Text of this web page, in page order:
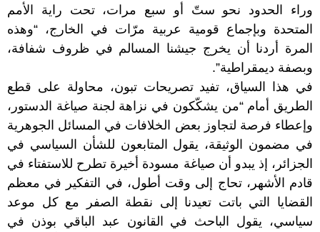
وراء الحدود نحو ستّ أو سبع مرات، تحت راية الأمم
المتحدة وبإجماع قومية عربية مرّات في الخارج، “وهذه
المرة أردنا أن يخرج جيشنا المسالم في ظروف شفافة،
وبصفة ديمقراطية”.
في هذا السياق، تفيد تصريحات تبون، محاولة على قطع
الطريق أمام “من يشكّكون في نزاهة لجنة صياغة الدستور،
وإعطاء فرصة لتجاوز بعض الخلافات في المسائل الجوهرية
في مضمون الوثيقة، يقول المتابعون للشأن السياسي في
الجزائر، إذ يبدو أن صياغة مسودة أخيرة تطرح للاستفتاء في
قادم الأشهر، تحاج إلى وقت أطول، في التفكير في معظم
القضايا التي باتت تعيدنا إلى نقطة الصفر مع كل موعد
سياسي، يقول الباحث في القانون عبد الباقي بوذن في